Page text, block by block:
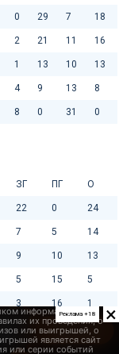
0 29 7 18
2 21 11 16
1 13 10 13
4 9 13 8
8 0 31 0
ЗГ ПГ О
22 0 24
7 5 14
9 10 13
5 15 5
3 16 1 ×
Реклама +18